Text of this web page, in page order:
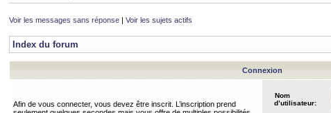
Voir les messages sans réponse | Voir les sujets actifs
Index du forum
Connexion
Afin de vous connecter, vous devez être inscrit. L’inscription prend
Nom
d’utilisateur: